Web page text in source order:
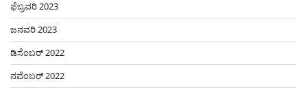
ಫೆಬ್ರವರಿ 2023
ಜನವರಿ 2023
ಡಿಸೆಂಬರ್ 2022
ನವೆಂಬರ್ 2022